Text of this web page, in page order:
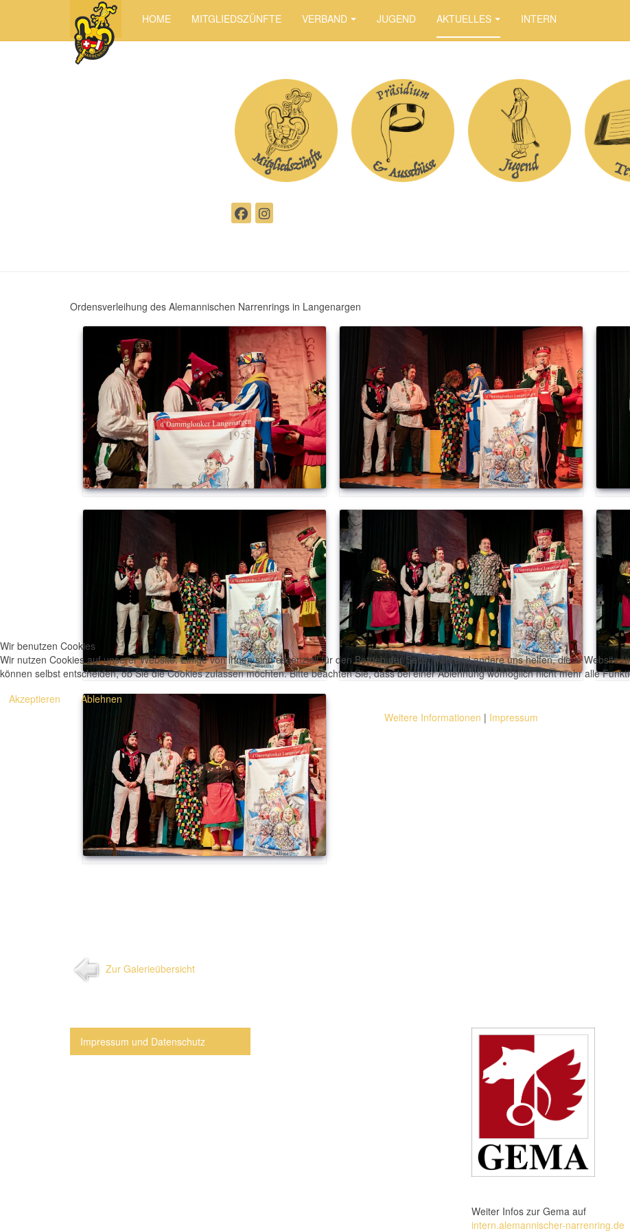
HOME MITGLIEDSZÜNFTE VERBAND JUGEND AKTUELLES INTERN
Ordensverleihung des Alemannischen Narrenrings in Langenargen
Zur Galerieübersicht
Impressum und Datenschutz
Weiter Infos zur Gema auf
intern.alemannischer-narrenring.de
Wir benutzen Cookies
Wir nutzen Cookies auf unserer Website. Einige von ihnen sind essenziell für den Betrieb der Seite, während andere uns helfen, diese Website
können selbst entscheiden, ob Sie die Cookies zulassen möchten. Bitte beachten Sie, dass bei einer Ablehnung womöglich nicht mehr alle
Akzeptieren
Ablehnen
Weitere Informationen | Impressum